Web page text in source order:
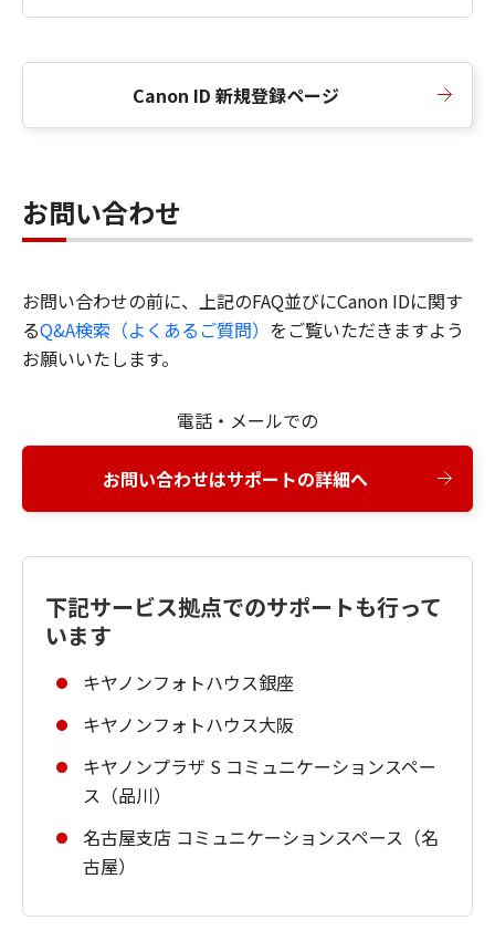
Canon ID 新規登録ページ
お問い合わせ
お問い合わせの前に、上記のFAQ並びにCanon IDに関す
るQ&A検索（よくあるご質問） をご覧いただきますよう
お願いいたします。
電話・メールでの
お問い合わせはサポートの詳細へ
下記サービス拠点でのサポートも行って
います
キヤノンフォトハウス銀座
キヤノンフォトハウス大阪
キヤノンプラザ S コミュニケーションスペー
ス（品川）
名古屋支店 コミュニケーションスペース（名
古屋）